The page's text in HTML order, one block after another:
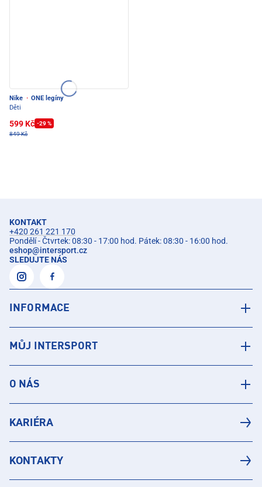
Nike · ONE legíny
Děti
599 Kč -29 %
849 Kč
KONTAKT
+420 261 221 170
Pondělí - Čtvrtek: 08:30 - 17:00 hod. Pátek: 08:30 - 16:00 hod.
eshop@intersport.cz
SLEDUJTE NÁS
INFORMACE
MŮJ INTERSPORT
O NÁS
KARIÉRA
KONTAKTY